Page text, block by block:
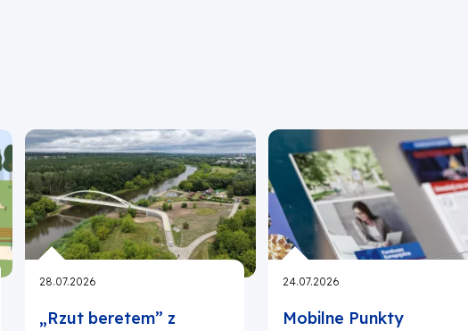
28.07.2026
„Rzut beretem” z
24.07.2026
Mobilne Punkty